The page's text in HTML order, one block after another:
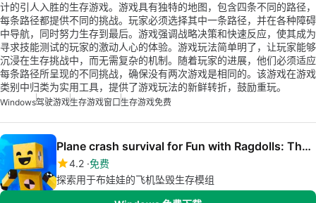
计的引人入胜的生存游戏。游戏具有独特的地图，包含四条不同的路径，
每条路径都提供不同的挑战。玩家必须选择其中一条路径，并在各种障碍
中导航，同时努力生存到最后。游戏强调战略决策和快速反应，使其成为
寻求技能测试的玩家的激动人心的体验。游戏玩法简单明了，让玩家能够
沉浸在生存挑战中，而无需复杂的机制。随着玩家的进展，他们必须适应
每条路径所呈现的不同挑战，确保没有两次游戏是相同的。该游戏在游戏
类别中归类为实用工具，提供了游戏玩法的新鲜转折，鼓励重玩。
Windows驾驶游戏生存游戏窗口生存游戏免费
Plane crash survival for Fun with Ragdolls: The Game
4.2 免费
探索用于布娃娃的飞机坠毁生存模组